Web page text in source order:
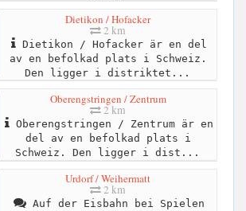
Dietikon / Hofacker
2 km
Dietikon / Hofacker är en del
av en befolkad plats i Schweiz.
Den ligger i distriktet...
Oberengstringen / Zentrum
2 km
Oberengstringen / Zentrum är en
del av en befolkad plats i
Schweiz. Den ligger i dist...
Urdorf / Weihermatt
2 km
Auf der Eisbahn bei Spielen